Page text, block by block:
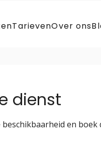
TarievenOver ons
dienst
beschikbaarheid en